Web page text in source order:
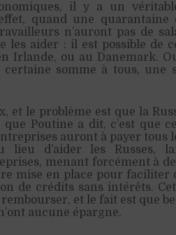
il y a un
quand une quarantaine
n’auront pas de
les aider : il est possible de
Irlande, ou au Danemark.
somme à tous, une
et le problème est que la
Poutine a dit, c’est que
auront à payer tous
lieu d’aider les Russes,
menant forcément à
mise en place pour faciliter
de crédits sans intérêts.
et le fait est que
aucune épargne.